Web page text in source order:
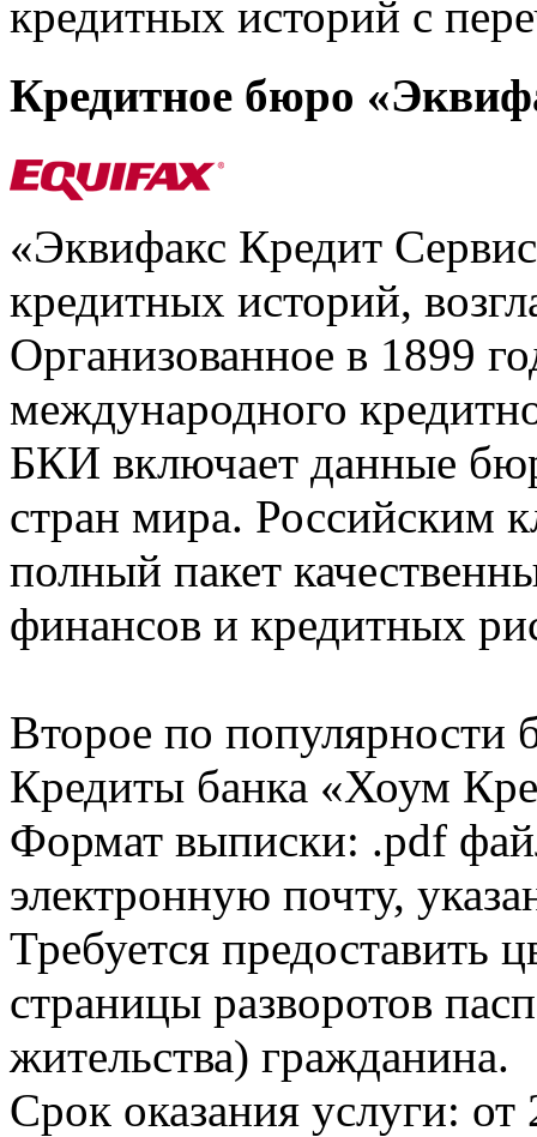
кредитных историй с
Кредитное бюро
«Эквифакс Кредит
кредитных историй,
Организованное в 1899
международного
БКИ включает данные
стран мира. Российским
полный пакет
финансов и кредитных
Второе по популярности
Кредиты банка «Хоум
Формат выписки: .pdf
электронную почту,
Требуется предоставить
страницы разворотов
жительства) гражданина.
Срок оказания услуги: от